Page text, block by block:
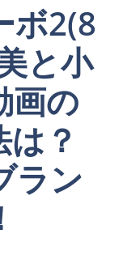
ボ2(8
と小
画の
？
ラン